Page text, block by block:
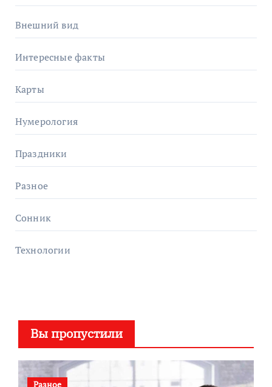
Внешний вид
Интересные факты
Карты
Нумерология
Праздники
Разное
Сонник
Технологии
Вы пропустили
Разное